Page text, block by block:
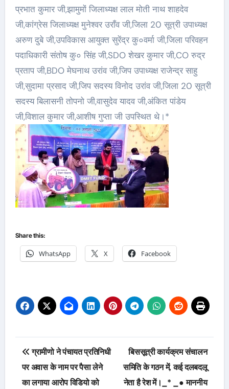
प्रभात कुमार जी,झामुमों जिलाध्यक्ष लाल मोती नाथ शाहदेव
जी,कांग्रेस जिलाध्यक्ष मुनेश्वर उराँव जी,जिला 20 सूत्री उपाध्यक्ष
अरुण दुबे जी,उपविकास आयुक्त सुरेंद्र कु०वर्मा जी,जिला परिवहन
पदाधिकारी संतोष कु० सिंह जी,SDO शेखर कुमार जी,CO रुद्र
प्रताप जी,BDO मेघनाथ उरांव जी,जिप उपाध्यक्ष राजेन्द्र साहु
जी,सुदामा प्रसाद जी,जिप सदस्य विनोद उरांव जी,जिला 20 सूत्री
सदस्य बिलासनी तोपनो जी,वासुदेव यादव जी,अंकित पांडेय
जी,विशाल कुमार जी,आशीष गुप्ता जी उपस्थित थे।*
Share this:
WhatsApp X Facebook
Post
navigation
ग्रामीणो ने पंचायत प्रतिनिधी
पर अवास के नाम पर पैसा लेने
का लगाया आरोप विडियो को
बिससूत्री कार्यक्रम संचालन
समिति के गठन में, कई दलबदलू
नेता है रेश में।_* _● माननीय